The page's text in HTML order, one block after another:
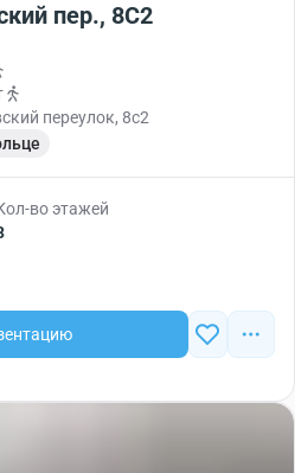
пер., 8С2
переулок, 8с2
во этажей